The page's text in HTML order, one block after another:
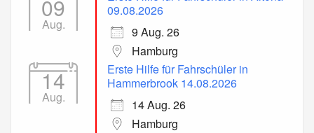
09
Aug.
09.08.2026
9 Aug. 26
Hamburg
14
Aug.
Erste Hilfe für Fahrschüler in
Hammerbrook 14.08.2026
14 Aug. 26
Hamburg